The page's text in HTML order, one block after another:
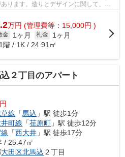
ります。造りとデザインに関して、自
ンで...
万円 (管理費等：15,000円 )
金 1ヶ月 礼金
1ヶ月
階 / 1K / 24.91㎡
２丁目のアパート
線 「馬込 」駅 徒歩1分
町線 「荏原町 」駅 徒歩12分
「西大井 」駅 徒歩17分
/ 25.47㎡
大田区北馬込 ２丁目